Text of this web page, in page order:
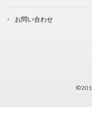
お問い合わせ